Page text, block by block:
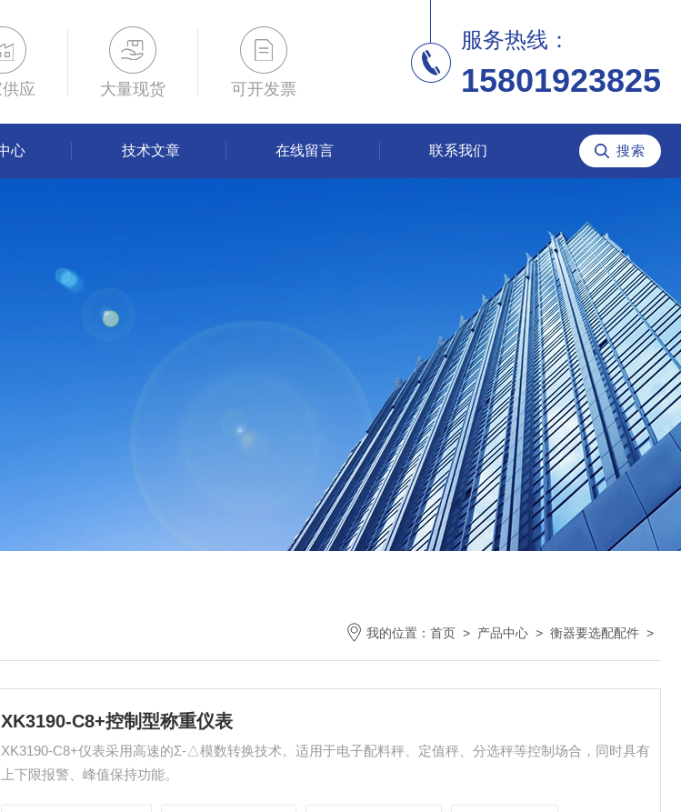
应 大量现货 可开发票
服务热线：
15801923825
心 技术文章 在线留言 联系我们
我的位置： 首页 > 产品中心 > 衡器要选配配件 >
XK3190-C8+控制型称重仪表
XK3190-C8+仪表采用高速的Σ-△模数转换技术。适用于电子配料秤、定值秤、分选秤等控制场合，同时具有
上下限报警、峰值保持功能。